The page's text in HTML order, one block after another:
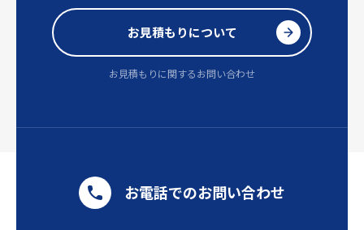
お見積もりについて
お見積もりに関するお問い合わせ
お電話でのお問い合わせ